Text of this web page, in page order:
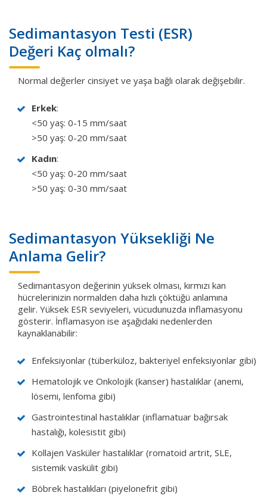
Sedimantasyon Testi (ESR)
Değeri Kaç olmalı?
Normal değerler cinsiyet ve yaşa bağlı olarak değişebilir.
Erkek:
<50 yaş: 0-15 mm/saat
>50 yaş: 0-20 mm/saat
Kadın:
<50 yaş: 0-20 mm/saat
>50 yaş: 0-30 mm/saat
Sedimantasyon Yüksekliği Ne
Anlama Gelir?
Sedimantasyon değerinin yüksek olması, kırmızı kan
hücrelerinizin normalden daha hızlı çöktüğü anlamına
gelir. Yüksek ESR seviyeleri, vücudunuzda inflamasyonu
gösterir. İnflamasyon ise aşağıdaki nedenlerden
kaynaklanabilir:
Enfeksiyonlar (tüberküloz, bakteriyel enfeksiyonlar gibi)
Hematolojik ve Onkolojik (kanser) hastalıklar (anemi,
lösemi, lenfoma gibi)
Gastrointestinal hastalıklar (inflamatuar bağırsak
hastalığı, kolesistit gibi)
Kollajen Vasküler hastalıklar (romatoid artrit, SLE,
sistemik vaskülit gibi)
Böbrek hastalıkları (piyelonefrit gibi)